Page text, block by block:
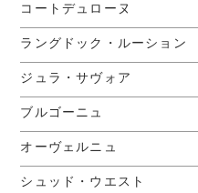
コートデュローヌ
ラングドック・ルーション
ジュラ・サヴォア
ブルゴーニュ
オーヴェルニュ
シュッド・ウエスト